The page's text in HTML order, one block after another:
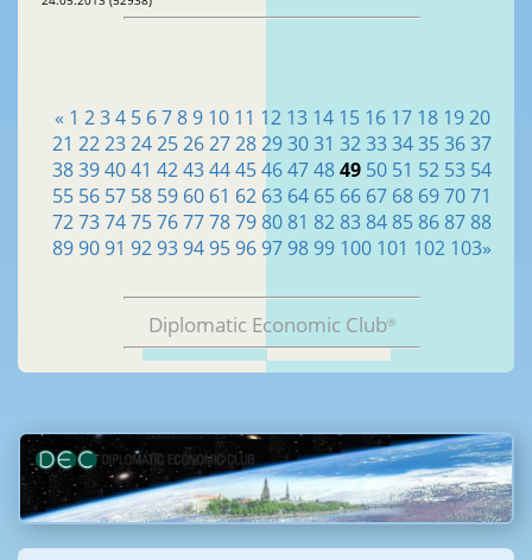
« 1 2 3 4 5 6 7 8 9 10 11 12 13 14 15 16 17 18 19 20
21 22232425262728293031 323334353637
38394041 4243444546474849 50 51 52 53 54
55 56 57 58 59 60 61 62 63 64 65 66 67 68 697071
727374757677787980 81 82 83 84 85 86 87 88
899091 929394959697 98 99 100 101 102 103»
Diplomatic Economic Club®